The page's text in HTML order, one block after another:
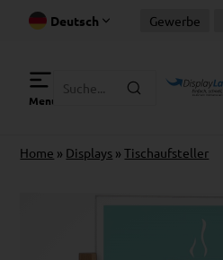
Deutsch Gewerbe
Menu
Home » Displays »Tischaufsteller